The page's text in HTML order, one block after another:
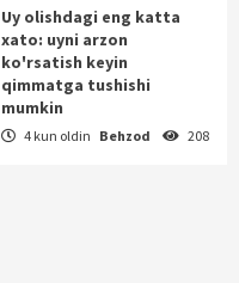
Uy olishdagi eng katta
xato: uyni arzon
ko'rsatish keyin
qimmatga tushishi
mumkin
4 kun oldin Behzod 208